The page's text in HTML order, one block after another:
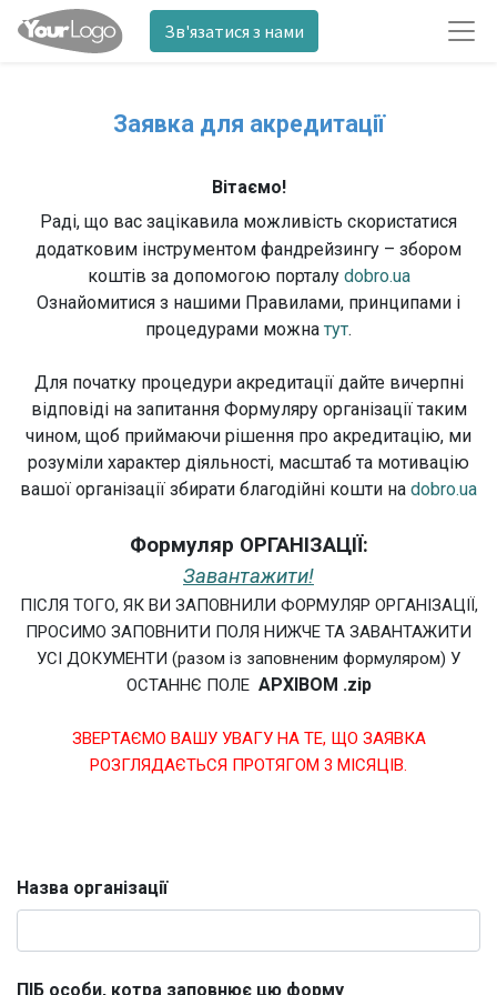
Зв'язатися з нами
Заявка для акредитації
Вітаємо!
Раді, що вас зацікавила можливість скористатися
додатковим інструментом фандрейзингу – збором
коштів за допомогою порталу dobro.ua
Ознайомитися з нашими Правилами, принципами і
процедурами можна тут.
Для початку процедури акредитації дайте вичерпні
відповіді на запитання Формуляру організації таким
чином, щоб приймаючи рішення про акредитацію, ми
розуміли характер діяльності, масштаб та мотивацію
вашої організації збирати благодійні кошти на dobro.ua
Формуляр ОРГАНІЗАЦІЇ:
Завантажити!
ПІСЛЯ ТОГО, ЯК ВИ ЗАПОВНИЛИ ФОРМУЛЯР ОРГАНІЗАЦІЇ,
ПРОСИМО ЗАПОВНИТИ ПОЛЯ НИЖЧЕ ТА ЗАВАНТАЖИТИ
УСІ ДОКУМЕНТИ (разом із заповненим формуляром) У
ОСТАННЄ ПОЛЕ АРХІВОМ .zip
ЗВЕРТАЄМО ВАШУ УВАГУ НА ТЕ, ЩО ЗАЯВКА
РОЗГЛЯДАЄТЬСЯ ПРОТЯГОМ 3 МІСЯЦІВ.
Назва організації
ПІБ особи, котра заповнює цю форму